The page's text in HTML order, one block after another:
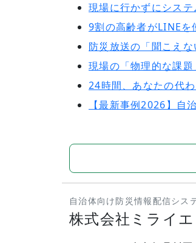
現場に行かずにシス
9割の高齢者がLINEを
防災放送の「聞こえ
現場の「物理的な課
24時間、あなたの代
【最新事例2026】自
自治体向け防災情報配信シス
株式会社ミライエ